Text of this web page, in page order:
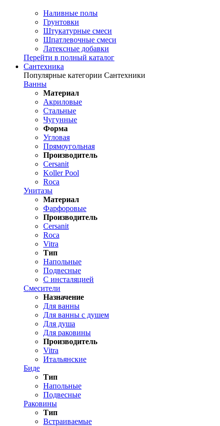
Наливные полы
Грунтовки
Штукатурные смеси
Шпатлевочные смеси
Латексные добавки
Перейти в полный каталог
Сантехника
Популярные категории Сантехники
Ванны
Материал
Акриловые
Стальные
Чугунные
Форма
Угловая
Прямоугольная
Производитель
Cersanit
Koller Pool
Roca
Унитазы
Материал
Фарфоровые
Производитель
Cersanit
Roca
Vitra
Тип
Напольные
Подвесные
С инсталяцией
Смесители
Назначение
Для ванны
Для ванны с душем
Для душа
Для раковины
Производитель
Vitra
Итальянские
Биде
Тип
Напольные
Подвесные
Раковины
Тип
Встраиваемые